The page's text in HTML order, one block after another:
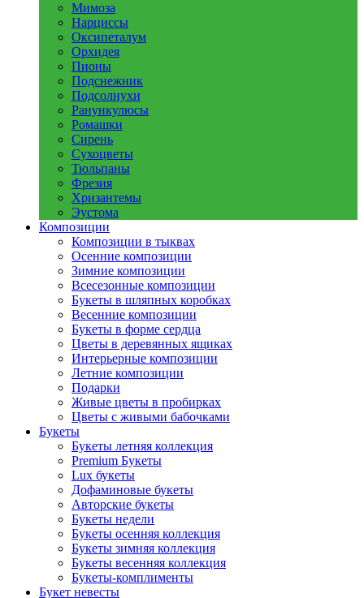
Мимоза
Нарциссы
Оксипеталум
Орхидея
Пионы
Подснежник
Подсолнухи
Ранункулюсы
Ромашки
Сирень
Сухоцветы
Тюльпаны
Фрезия
Хризантемы
Эустома
Композиции
Композиции в тыквах
Осенние композиции
Зимние композиции
Всесезонные композиции
Букеты в шляпных коробках
Весенние композиции
Букеты в форме сердца
Цветы в деревянных ящиках
Интерьерные композиции
Летние композиции
Подарки
Живые цветы в пробирках
Цветы с живыми бабочками
Букеты
Букеты летняя коллекция
Premium Букеты
Lux букеты
Дофаминовые букеты
Авторские букеты
Букеты недели
Букеты осенняя коллекция
Букеты зимняя коллекция
Букеты весенняя коллекция
Букеты-комплименты
Букет невесты